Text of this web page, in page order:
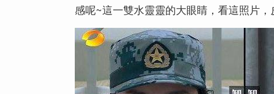
感呢~這一雙水靈靈的大眼睛，看這照片，